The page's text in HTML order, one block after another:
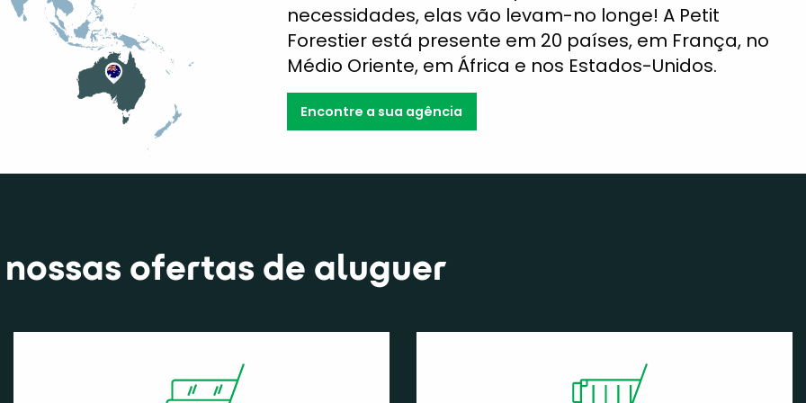
necessidades, elas vão levam-no longe! A Petit
Forestier está presente em 20 países, em França, no
Médio Oriente, em África e nos Estados-Unidos.
Encontre a sua agência
nossas ofertas de aluguer